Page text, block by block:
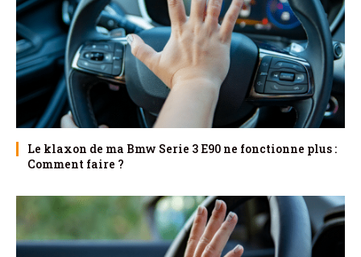
Le klaxon de ma Bmw Serie 3 E90 ne fonctionne plus :
Comment faire ?